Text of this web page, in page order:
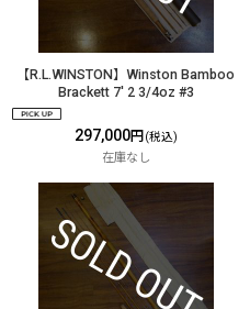
【R.L.WINSTON】Winston Bamboo
Brackett 7' 2 3/4oz #3
297,000円 (税込)
在庫なし